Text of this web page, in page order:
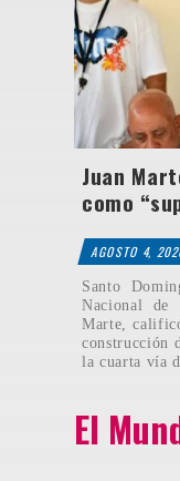
Juan
como
AGOSTO 4,
Santo
Nacional de
Marte,
construcción
la cuarta vía
El